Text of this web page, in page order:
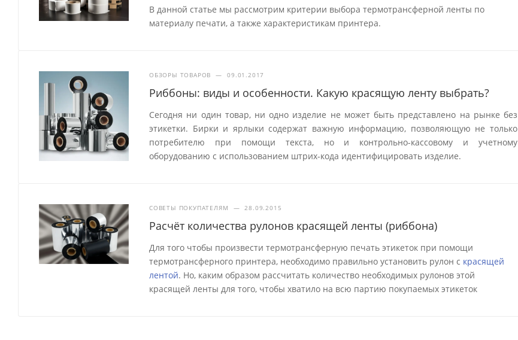
В данной статье мы рассмотрим критерии выбора термотрансферной ленты по
материалу печати, а также характеристикам принтера.
ОБЗОРЫ ТОВАРОВ — 09.01.2017
Риббоны: виды и особенности. Какую красящую ленту выбрать?
Сегодня ни один товар, ни одно изделие не может быть представлено на рынке без
этикетки. Бирки и ярлыки содержат важную информацию, позволяющую не только
потребителю при помощи текста, но и контрольно-кассовому и учетному
оборудованию с использованием штрих-кода идентифицировать изделие.
СОВЕТЫ ПОКУПАТЕЛЯМ — 28.09.2015
Расчёт количества рулонов красящей ленты (риббона)
Для того чтобы произвести термотрансферную печать этикеток при помощи
термотрансферного принтера, необходимо правильно установить рулон с красящей
лентой. Но, каким образом рассчитать количество необходимых рулонов этой
красящей ленты для того, чтобы хватило на всю партию покупаемых этикеток